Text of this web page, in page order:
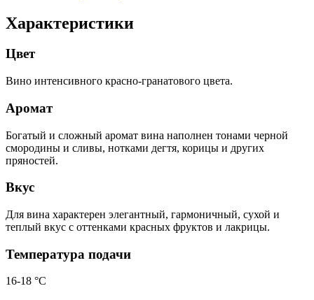
Характеристики
Цвет
Вино интенсивного красно-гранатового цвета.
Аромат
Богатый и сложный аромат вина наполнен тонами черной
смородины и сливы, нотками дегтя, корицы и других
пряностей.
Вкус
Для вина характерен элегантный, гармоничный, сухой и
теплый вкус с оттенками красных фруктов и лакрицы.
Температура подачи
16-18 °C